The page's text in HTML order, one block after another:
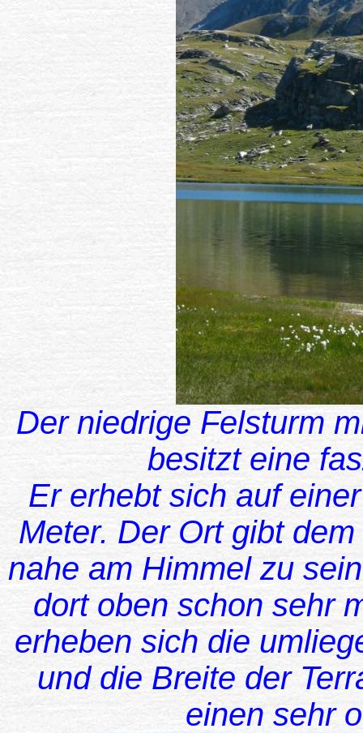
Der niedrige Felsturm
besitzt eine
Er erhebt sich auf
Meter. Der Ort gibt
nahe am Himmel zu
dort oben schon sehr
erheben sich die
und die Breite der
einen sehr